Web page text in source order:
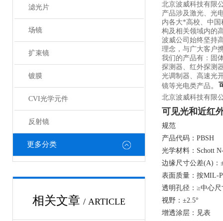
滤光片
场镜
扩束镜
镀膜
CVI光学元件
反射镜
更多分类
相关文章 / ARTICLE
北京波威科技有限
产品涉及激光、光
内各大*高校、中
构及相关领域内的
波威公司始终坚持
理念，与广大客户
我们的产品有：固
探测器、红外探测
光调制器、高速光
镜等光电类产品 。
北京波威科技有限
可见光和近红
规范
产品代码：PBSH
光学材料：Schott
边缘尺寸公差(A)：
表面质量：按MIL-
透明孔径：≥中心尺
视野：±2.5°
增透涂层：见表